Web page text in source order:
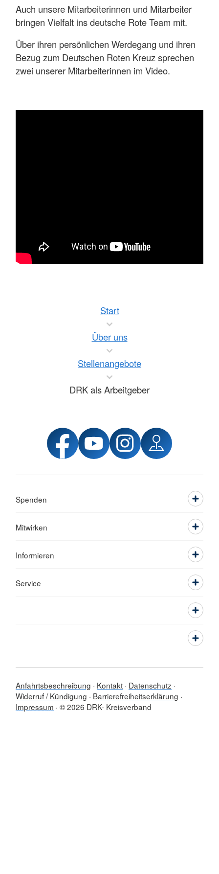
Auch unsere Mitarbeiterinnen und Mitarbeiter
bringen Vielfalt ins deutsche Rote Team mit.
Über ihren persönlichen Werdegang und ihren
Bezug zum Deutschen Roten Kreuz sprechen
zwei unserer Mitarbeiterinnen im Video.
Start
Über uns
Stellenangebote
DRK als Arbeitgeber
Spenden
Mitwirken
Informieren
Service
Anfahrtsbeschreibung Kontakt Datenschutz
Widerruf / Kündigung
Barrierefreiheitserklärung
Impressum © 2026 DRK- Kreisverband